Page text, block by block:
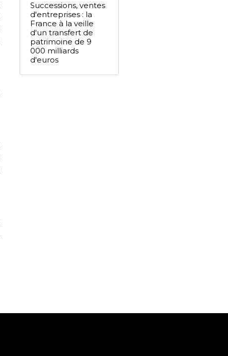
Successions, ventes
d'entreprises : la
France à la veille
d'un transfert de
patrimoine de 9
000 milliards
d'euros